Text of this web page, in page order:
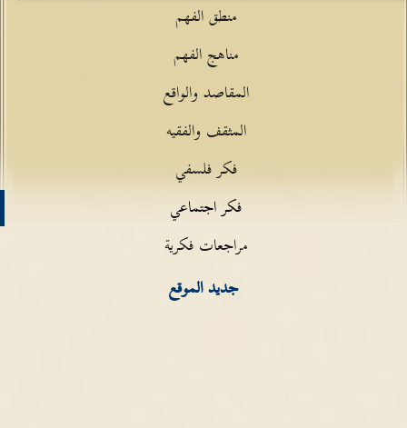
منطق الفهم
مناهج الفهم
المقاصد والواقع
المثقف والفقيه
فكر فلسفي
فكر اجتماعي
مراجعات فكرية
جديد الموقع